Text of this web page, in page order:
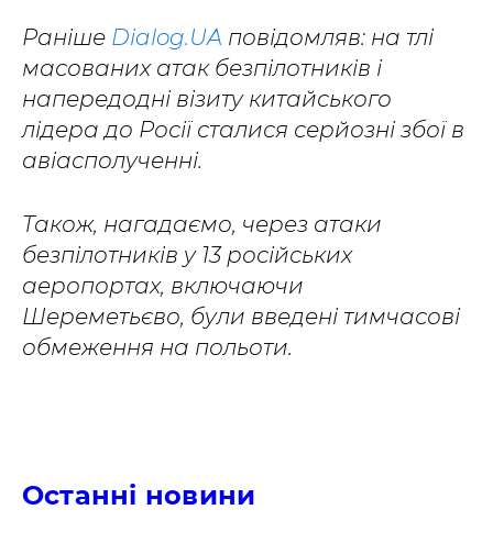
Раніше Dialog.UA повідомляв: на тлі
масованих атак безпілотників і
напередодні візиту китайського
лідера до Росії сталися серйозні збої в
авіасполученні.
Також, нагадаємо, через атаки
безпілотників у 13 російських
аеропортах, включаючи
Шереметьєво, були введені тимчасові
обмеження на польоти.
Останні новини